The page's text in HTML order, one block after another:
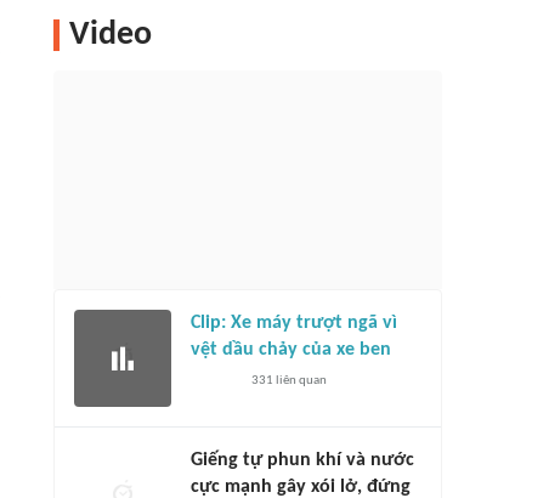
Video
Clip: Xe máy trượt ngã vì
vệt dầu chảy của xe ben
331 liên quan
Giếng tự phun khí và nước
cực mạnh gây xói lở, đứng